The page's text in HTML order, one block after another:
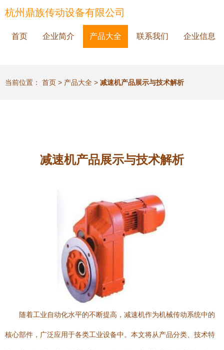
杭州鼎族传动设备有限公司
首页 企业简介 产品大全 联系我们 企业信息
当前位置： 首页 > 产品大全 > 减速机产品展示与技术解析
减速机产品展示与技术解析
随着工业自动化水平的不断提高，减速机作为机械传动系统中的
核心部件，广泛应用于各类工业设备中。本文将从产品分类、技术特